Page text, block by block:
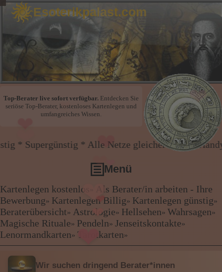
❤
❤
❤
❤
❤
❤
❤
❤
❤
Esoterikpalast.com
Top-Berater live sofort verfügbar.Entdecken Sie
seriöse Top-Berater, kostenloses Kartenlegen und
umfangreiches Wissen.
* Alle Netze gleicher Preis * Handy und
Menü
Kartenlegen kostenlos
Als Berater/in arbeiten - Ihre Bewerbung
Kartenlegen Billig
Kartenlegen günstig
Beraterübersicht
Astrologie
Hellsehen
Kartenlegen kostenlos
Als Berater/in arbeiten - Ihre
Bewerbung» Kartenlegen Billig» Kartenlegen günstig»
Beraterübersicht» Astrologie» Hellsehen» Wahrsagen»
Magische Rituale» Pendeln» Jenseitskontakte»
Lenormandkarten» Tarotkarten»
Wir suchen dringend Berater*innen